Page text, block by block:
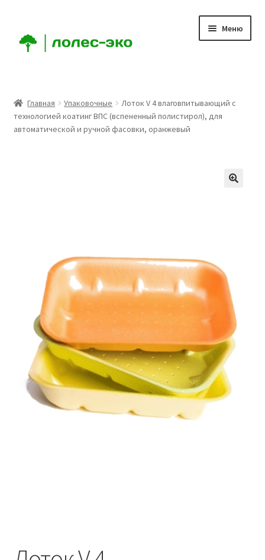
навигации
содержимому
Меню
Компания
Корзина
Контакты
Новости
Главная Упаковочные
Лоток V 4 влаговпитывающий с
технологией коатинг ВПС (вспененный полистирол), для
автоматической и ручной фасовки, оранжевый